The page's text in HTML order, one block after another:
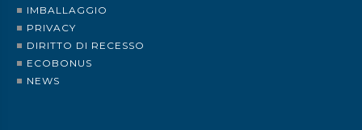
IMBALLAGGIO
PRIVACY
DIRITTO DI RECESSO
ECOBONUS
NEWS